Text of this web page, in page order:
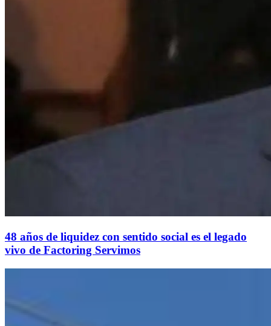
48 años de liquidez con sentido social es el legado
vivo de Factoring Servimos